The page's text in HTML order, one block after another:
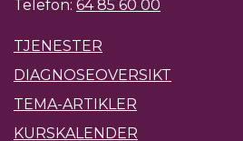
Telefon: 64 85 60 00
TJENESTER
DIAGNOSEOVERSIKT
TEMA-ARTIKLER
KURSKALENDER